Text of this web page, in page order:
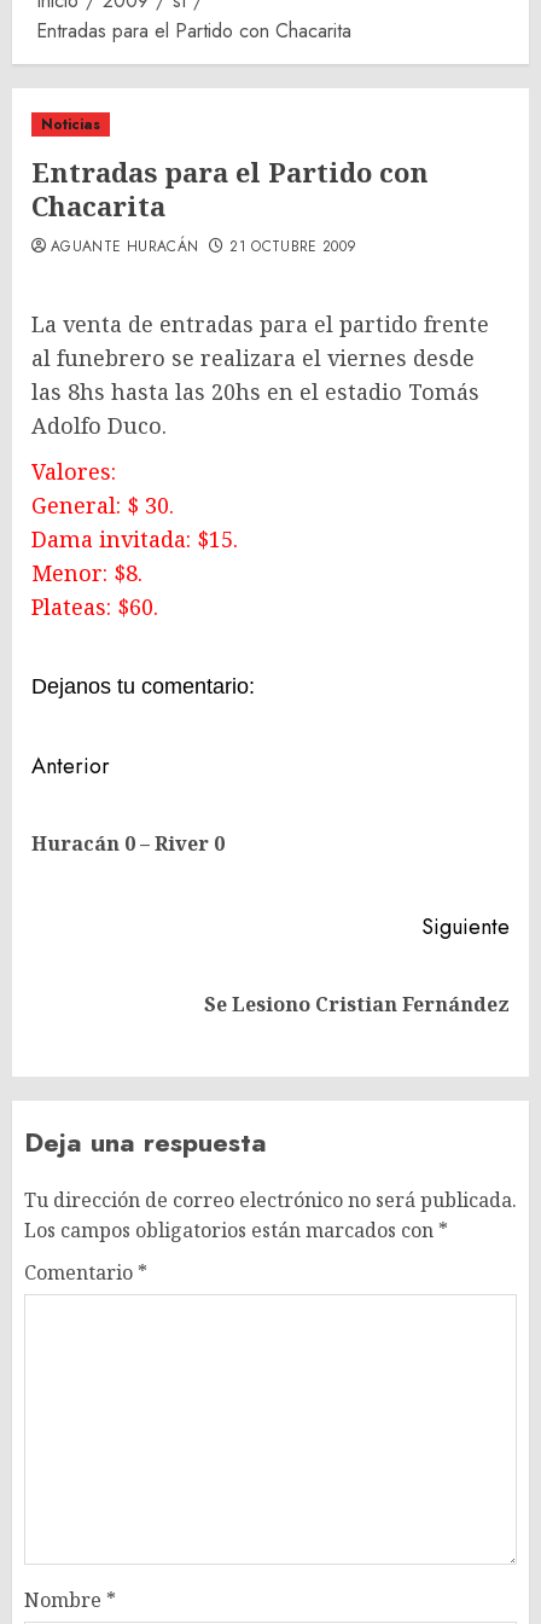
Entradas para el Partido con Chacarita
Noticias
Entradas para el Partido con
Chacarita
AGUANTE HURACÁN 21 OCTUBRE 2009
La venta de entradas para el partido frente
al funebrero se realizara el viernes desde
las 8hs hasta las 20hs en el estadio Tomás
Adolfo Duco.
Valores:
General: $ 30.
Dama invitada: $15.
Menor: $8.
Plateas: $60.
Dejanos tu comentario:
Navegación
entradas
Anterior
Huracán 0 – River 0
Siguiente
Se Lesiono Cristian Fernández
Deja una respuesta
Tu dirección de correo electrónico no será publicada.
Los campos obligatorios están marcados con *
Comentario *
Nombre *